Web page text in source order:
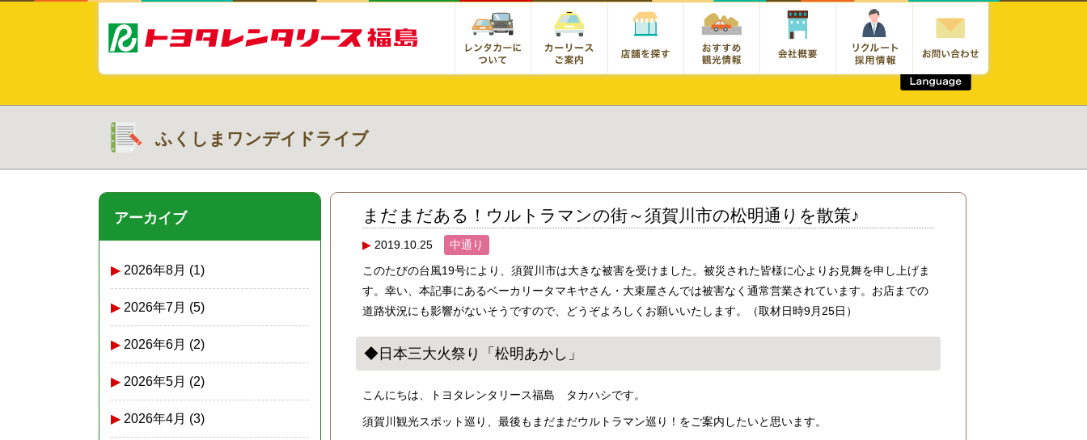
ふくしまワンデイドライブ
アーカイブ
2026年8月 (1)
2026年7月 (5)
2026年6月 (2)
2026年5月 (2)
2026年4月 (3)
まだまだある！ウルトラマンの街～須賀川市の松明通りを散策♪
2019.10.25 中通り
このたびの台風19号により、須賀川市は大きな被害を受けました。被災された皆様に心よりお見舞を申し上げま
す。幸い、本記事にあるベーカリータマキヤさん・大束屋さんでは被害なく通常営業されています。お店までの
道路状況にも影響がないそうですので、どうぞよろしくお願いいたします。（取材日時9月25日）
◆日本三大火祭り「松明あかし」
こんにちは、トヨタレンタリース福島 タカハシです。
須賀川観光スポット巡り、最後もまだまだウルトラマン巡り！をご案内したいと思います。